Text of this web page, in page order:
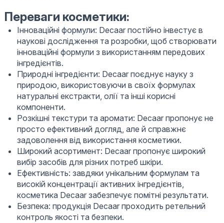
Переваги косметики:
Інноваційні формули: Decaar постійно інвестує в
наукові дослідження та розробки, щоб створювати
інноваційні формули з використанням передових
інгредієнтів.
Природні інгредієнти: Decaar поєднує науку з
природою, використовуючи в своїх формулах
натуральні екстракти, олії та інші корисні
компоненти.
Розкішні текстури та аромати: Decaar пропонує не
просто ефективний догляд, але й справжнє
задоволення від використання косметики.
Широкий асортимент: Decaar пропонує широкий
вибір засобів для різних потреб шкіри.
Ефективність: завдяки унікальним формулам та
високій концентрації активних інгредієнтів,
косметика Decaar забезпечує помітні результати.
Безпека: продукція Decaar проходить ретельний
контроль якості та безпеки.